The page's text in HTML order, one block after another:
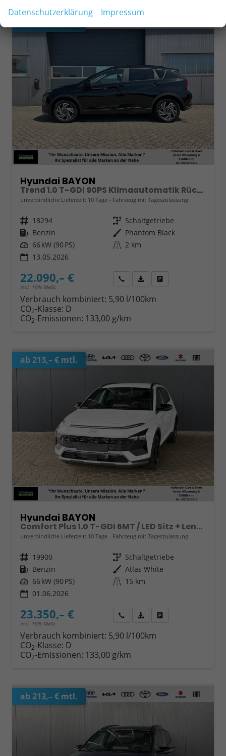
Hyundai BAYON
Trend 1.0 T-GDI 90PS Klimaautomatik Rückf.Kamera Parksensoren Sitzheizung Lenkradheizung Bluetooth Touchscreen Tempomat Apple CarPlay + Android Auto 16"LM
unverbindliche Lieferzeit: 10 Tage Fahrzeug mit Tageszulassung
Fahrzeugnr. 18294 Getriebe Schaltgetriebe
Kraftstoff Benzin Außenfarbe Phantom Black
Leistung 66 kW (90 PS) Kilometerstand 2 km
13.05.2026
22.090,– €
incl. 19% MwSt.
Wir rufen Sie anFahrzeugexposé (PDF)
Verbrauch kombiniert: 5,90 l/100km
CO2-Klasse: D
CO2-Emissionen: 133,00 g/km
ab 213,– € mtl.
Hyundai BAYON
Comfort Plus 1.0 T-GDI 6MT / LED Sitz + Lenkradheizung Navi Tempomat Alu 16"
unverbindliche Lieferzeit: 10 Tage Fahrzeug mit Tageszulassung
Fahrzeugnr. 19900 Getriebe Schaltgetriebe
Kraftstoff Benzin Außenfarbe Atlas White
Leistung 66 kW (90 PS) Kilometerstand 15 km
01.06.2026
23.350,– €
incl. 19% MwSt.
Wir rufen Sie anFahrzeugexposé (PDF)
Verbrauch kombiniert: 5,90 l/100km
CO2-Klasse: D
CO2-Emissionen: 133,00 g/km
ab 213,– € mtl.
Datenschutzerklärung Impressum